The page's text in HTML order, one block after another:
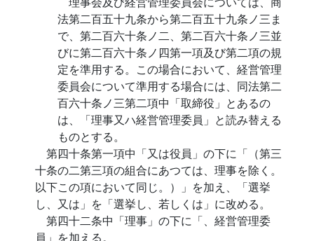
法第二百五十九条から第二百五十九条ノ三ま
で、第二百六十条ノ二、第二百六十条ノ三並
びに第二百六十条ノ四第一項及び第二項の規
定を準用する。この場合において、経営管理
委員会について準用する場合には、同法第二
百六十条ノ三第二項中「取締役」とあるの
は、「理事又ハ経営管理委員」と読み替える
ものとする。
第四十条第一項中「又は役員」の下に「（第三
十条の二第三項の組合にあつては、理事を除く。
以下この項において同じ。）」を加え、「選挙
し、又は」を「選挙し、若しくは」に改める。
第四十二条中「理事」の下に「、経営管理委
員」を加える。